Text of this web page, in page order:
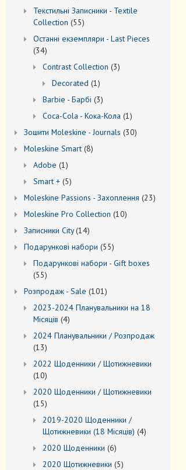
Текстильні Записники - Textile
Collection 5555
Останні екземпляри - Last Pieces
3434
товари
Contrast Collection 33
Decorated 11
товар
Barbie - Барбі 33
товари
Coca-Cola - Кока-Кола 11
товар
Зошити Moleskine - Journals 3030
Моleskine Smart 88
Adobe 11
товар
Smart + 55
товарів
Moleskine Passions - Захоплення 2323
Мoleskine Pro Collection 1010
Записники City 1414
товарів
Подарункові набори 5555
товарів
Подарункові набори - Gift boxes
5555
Розпродаж - Sale 101101
2023-2024 Планувальники на 18
Місяців 44
2024 Планувальники / Розпродаж
1313
товарів
2022 Щоденники / Щотижневики
1010
товарів
2020 Щоденники / Щотижневики
1515
товарів
2019-2020 Щоденники /
Щотижневики (18 Місяців) 44
2020 Щоденники 66
товарів
2020 Щотижневики 55